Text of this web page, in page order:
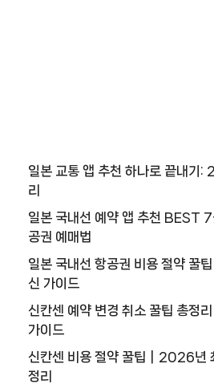
일본 교통 앱 추천 하나로 끝내기
리
일본 국내선 예약 앱 추천 BEST
공권 예매법
일본 국내선 항공권 비용 절약 꿀
신 가이드
신칸센 예약 변경 취소 꿀팁 총정
가이드
신칸센 비용 절약 꿀팁｜2026년
정리